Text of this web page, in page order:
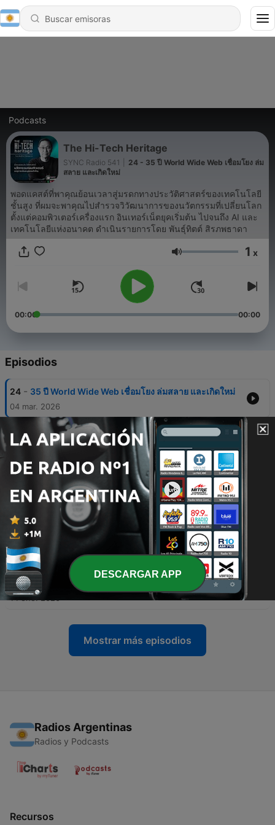
Podcasts
The Hi-Tech Heritage
SYNC Radio 541
24 - 35 ปี World Wide Web เชื่อมโยง ล่ม
สลาย และเกิดใหม่
พอดแคสต์ที่พาคุณย้อนเวลาสู่มรดกทางประวัติศาสตร์ของเทคโนโลยี
ชั้นสูง ที่ผมจะพาคุณไปสำรวจวิวัฒนาการของนวัตกรรมที่เปลี่ยนโลก
ตั้งแต่คอมพิวเตอร์เครื่องแรก อินเทอร์เน็ตยุคเริ่มต้น ไปจนถึง AI และ
เทคโนโลยีแห่งอนาคต ดำเนินรายการโดย พันธุ์ทิตต์ สิรภพธาดา
Volumen 1 x
00:00 00:00
Episodios
24 - 35 ปี World Wide Web เชื่อมโยง ล่มสลาย และเกิดใหม่
04 mar. 2026
23 -
Larry Ellison ผู้ทำให้ Oracle Cloud กุมลมหายใจของ AI
โลก #TheHitechHeritage (Ep.13)
-
Jeff Bezos ลงทุนในสิ่งที่ 'ไม่เปลี่ยนแปลง' เพื่อสร้างความ
มั่งคั่งที่ไม่มีวันตาย #TheHitechHeritage (Ep.12)
11 feb. 2026
21 - Elon Musk มหาเศรษฐีผู้อยู่เหนือกฏและความคาดหมาย
#HitechHeritage (Ep.11)
09 feb. 2026
20 - ย้อนรอย Crypto Currency กับบทเรียนราคาแสนล้าน
#hitechheritage (Ep.10)
14 ene. 2026
Mostrar más episodios
Radios Argentinas
Radios y Podcasts
Recursos
DESCARGAR APP